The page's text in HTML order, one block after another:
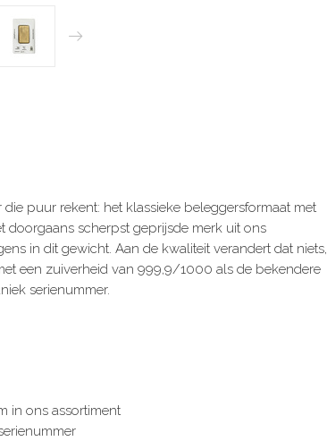
puur rekent: het klassieke beleggersformaat met
doorgaans scherpst geprijsde merk uit ons
in dit gewicht. Aan de kwaliteit verandert dat niets,
een zuiverheid van 999,9/1000 als de bekendere
serienummer.
in ons assortiment